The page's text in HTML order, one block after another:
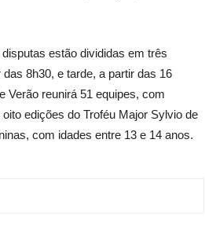
estão divididas em três
8h30, e tarde, a partir das 16
Verão reunirá 51 equipes, com
edições do Troféu Major Sylvio de
com idades entre 13 e 14 anos.